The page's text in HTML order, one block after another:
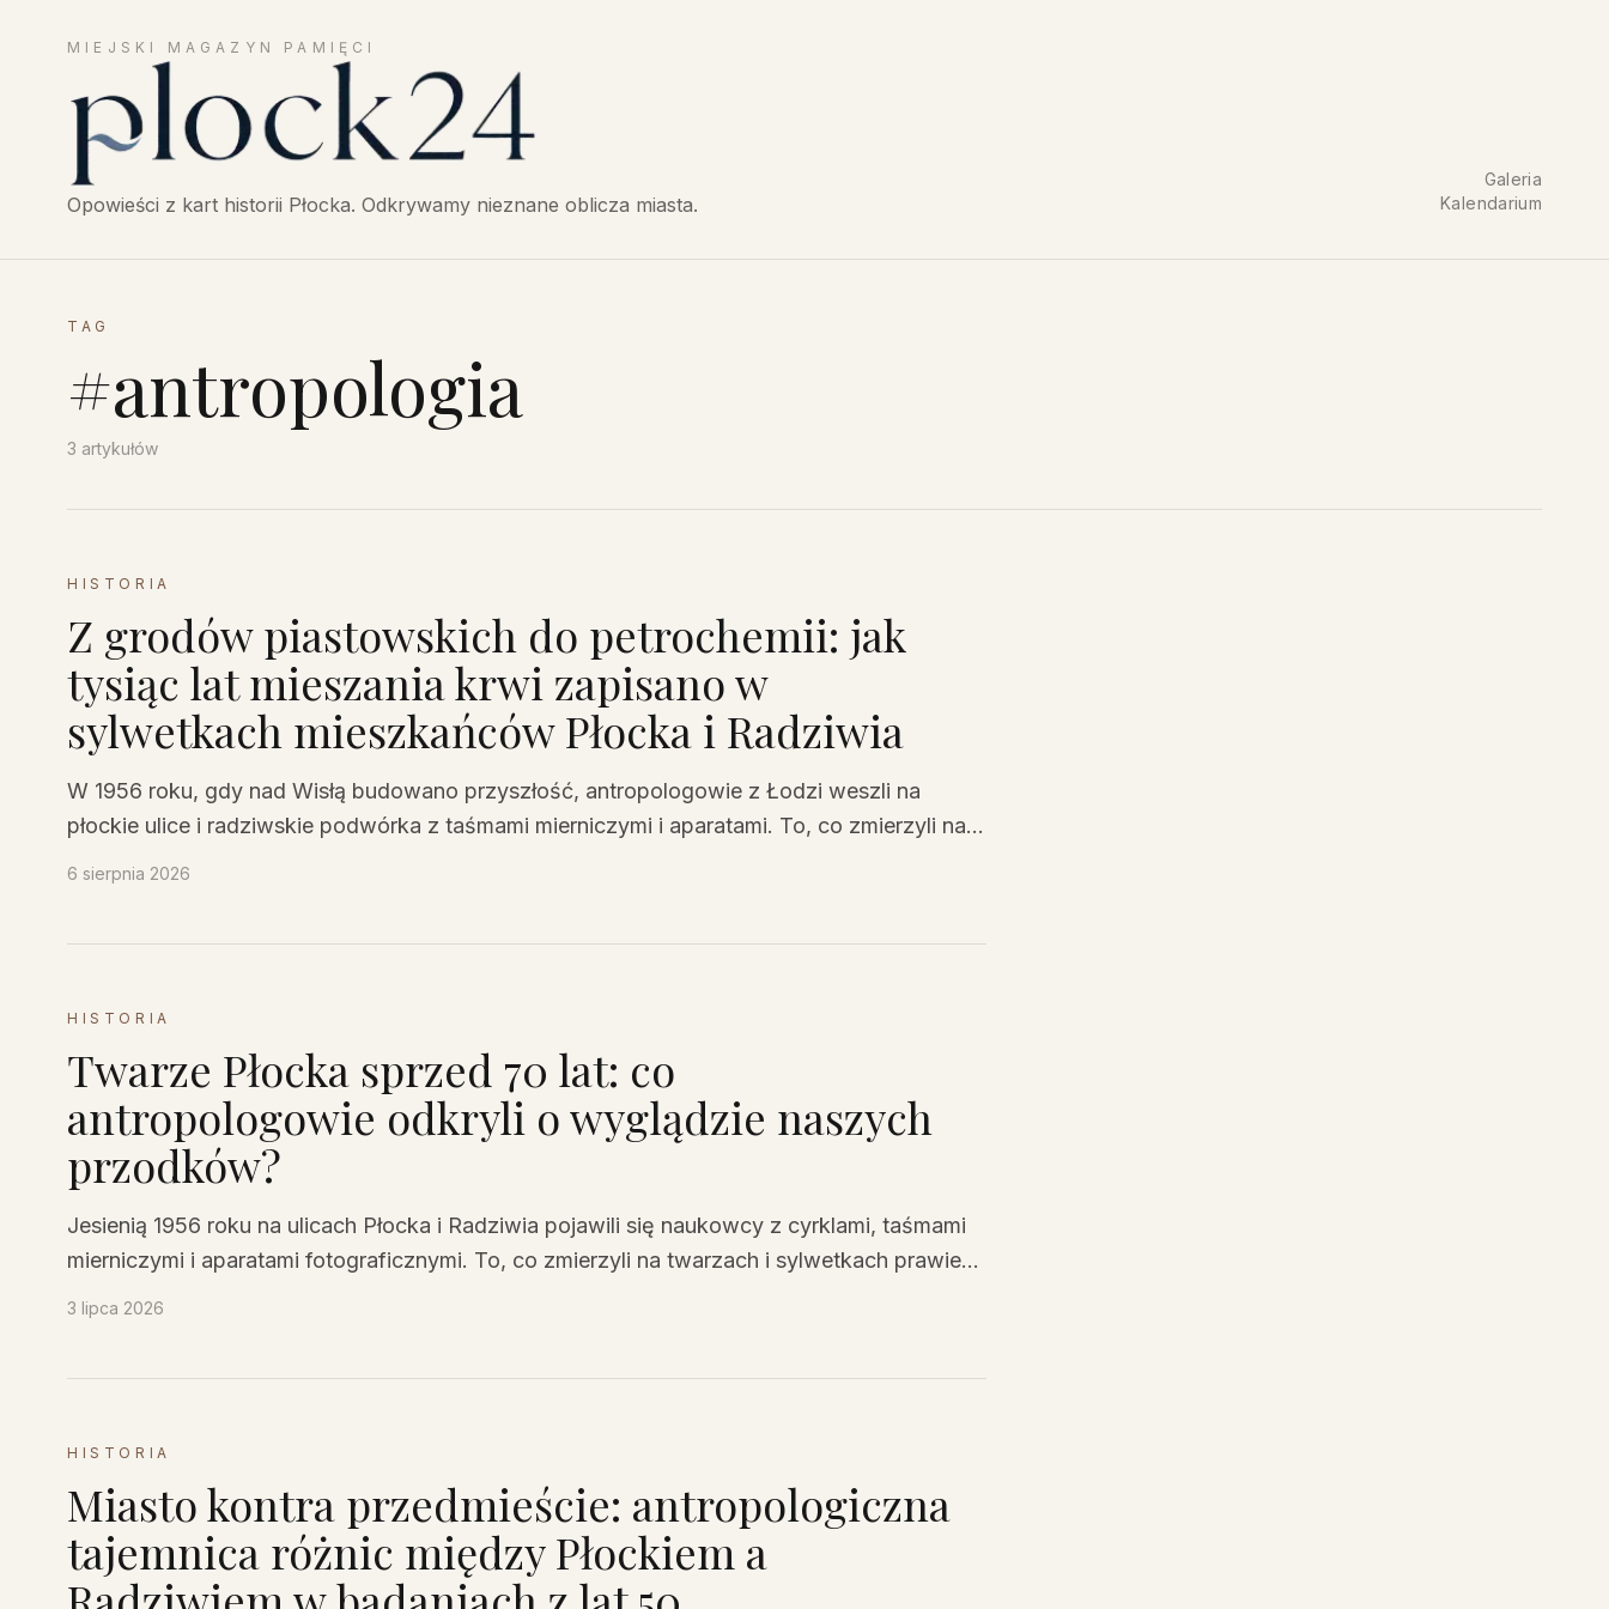
Płock24 — Opowieści z historii Płocka, miejski magazyn pamięci
MIEJSKI MAGAZYN PAMIĘCI
Opowieści z kart historii Płocka. Odkrywamy nieznane oblicza miasta.
Galeria
Kalendarium
TAG
#antropologia
3 artykułów
HISTORIA
Z grodów piastowskich do petrochemii: jak
tysiąc lat mieszania krwi zapisano w
sylwetkach mieszkańców Płocka i Radziwia
W 1956 roku, gdy nad Wisłą budowano przyszłość, antropologowie z Łodzi weszli na
płockie ulice i radziwskie podwórka z taśmami mierniczymi i aparatami. To, co zmierzyli na
6 sierpnia 2026
HISTORIA
Twarze Płocka sprzed 70 lat: co
antropologowie odkryli o wyglądzie naszych
przodków?
Jesienią 1956 roku na ulicach Płocka i Radziwia pojawili się naukowcy z cyrklami, taśmami
mierniczymi i aparatami fotograficznymi. To, co zmierzyli na twarzach i sylwetkach prawie
3 lipca 2026
HISTORIA
Miasto kontra przedmieście: antropologiczna
tajemnica różnic między Płockiem a